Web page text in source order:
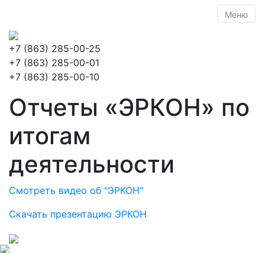
Меню
+7 (863) 285-00-25
+7 (863) 285-00-01
+7 (863) 285-00-10
Отчеты «ЭРКОН» по
итогам
деятельности
Смотреть видео об "ЭРКОН"
Скачать презентацию ЭРКОН